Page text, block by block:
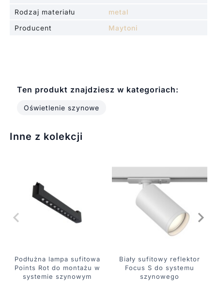
Rodzaj materiału
metal
Producent
Maytoni
Ten produkt znajdziesz w kategoriach:
Oświetlenie szynowe
Inne z kolekcji
Podłużna lampa sufitowa
Points Rot do montażu w
systemie szynowym
Biały sufitowy reflektor
Focus S do systemu
szynowego